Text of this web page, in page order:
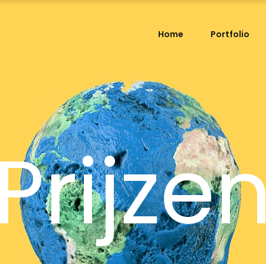
Home Portfolio